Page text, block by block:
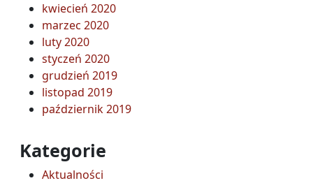
kwiecień 2020
marzec 2020
luty 2020
styczeń 2020
grudzień 2019
listopad 2019
październik 2019
Kategorie
Aktualności